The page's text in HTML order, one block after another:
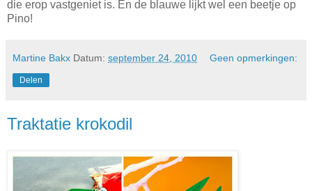
die erop vastgeniet is. En de blauwe lijkt wel een beetje op
Pino!
Martine Bakx Datum: september 24, 2010 Geen opmerkingen:
Delen
Traktatie krokodil